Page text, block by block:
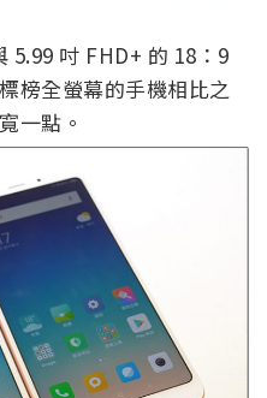
5.99 吋 FHD+ 的 18：9
榜全螢幕的手機相比之
一點。